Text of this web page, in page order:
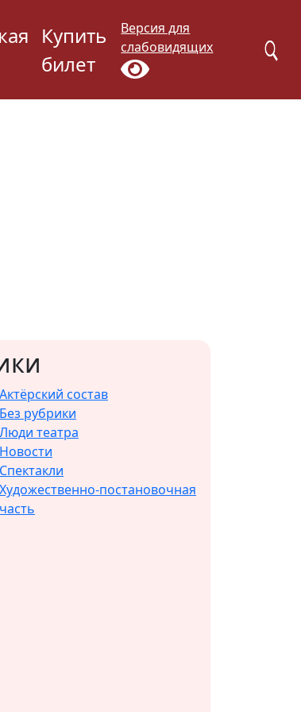
Купить
билет
Версия для
слабовидящих
Актёрский состав
Без рубрики
Люди театра
Новости
Спектакли
Художественно-постановочная
часть